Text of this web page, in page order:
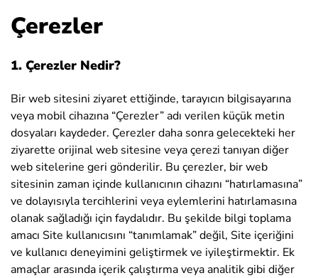
Çerezler
1. Çerezler Nedir?
Bir web sitesini ziyaret ettiğinde, tarayıcın bilgisayarına
veya mobil cihazına “Çerezler” adı verilen küçük metin
dosyaları kaydeder. Çerezler daha sonra gelecekteki her
ziyarette orijinal web sitesine veya çerezi tanıyan diğer
web sitelerine geri gönderilir. Bu çerezler, bir web
sitesinin zaman içinde kullanıcının cihazını “hatırlamasına”
ve dolayısıyla tercihlerini veya eylemlerini hatırlamasına
olanak sağladığı için faydalıdır. Bu şekilde bilgi toplama
amacı Site kullanıcısını “tanımlamak” değil, Site içeriğini
ve kullanıcı deneyimini geliştirmek ve iyileştirmektir. Ek
amaçlar arasında içerik çalıştırma veya analitik gibi diğer